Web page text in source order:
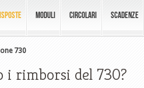
MODULI CIRCOLARI SCADENZE
730
i rimborsi del 730?